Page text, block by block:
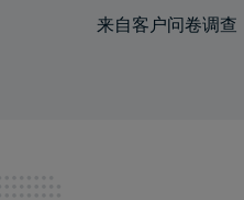
来自客户问卷调